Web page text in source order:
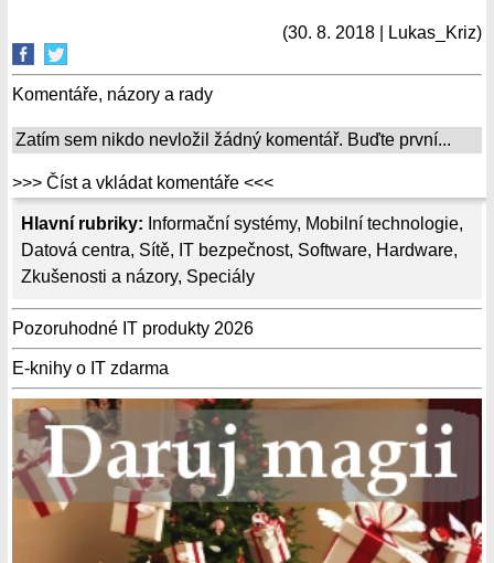
Hlavní rubriky: Informační systémy, Mobilní technologie,
Datová centra, Sítě, IT bezpečnost, Software, Hardware,
Zkušenosti a názory, Speciály
Pozoruhodné IT produkty 2026
E-knihy o IT zdarma
(30. 8. 2018 | Lukas_Kriz)
Komentáře, názory a rady
Zatím sem nikdo nevložil žádný komentář. Buďte první...
>>> Číst a vkládat komentáře <<<